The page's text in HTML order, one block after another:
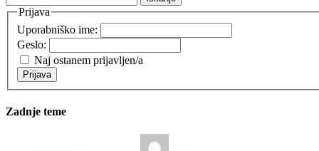
Prijava
Uporabniško ime:
Geslo:
Naj ostanem prijavljen/a
Prijava
Zadnje teme